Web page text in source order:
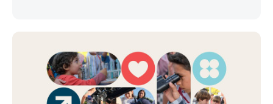
մեկ հպումով ու անսպառ ինտերնետով Smart
Place-ի Aqara սարքավորումներով։ ԿՈՍՄՈ
ծառայությունների փաթեթների գործող բոլոր
բաժանորդները ունեն հնարավորություն ձեռք